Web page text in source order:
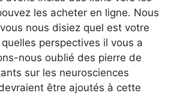
les acheter en ligne. Nous
nous disiez quel est votre
perspectives il vous a
nous oublié des pierre de
sur les neurosciences
être ajoutés à cette